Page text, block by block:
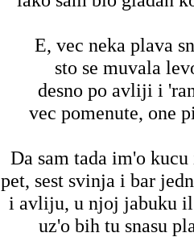
E, vec neka plava
sto se muvala
desno po avliji i
vec pomenute, one
Da sam tada im'o
pet, sest svinja i bar
i avliju, u njoj jabuku
uz'o bih tu snasu